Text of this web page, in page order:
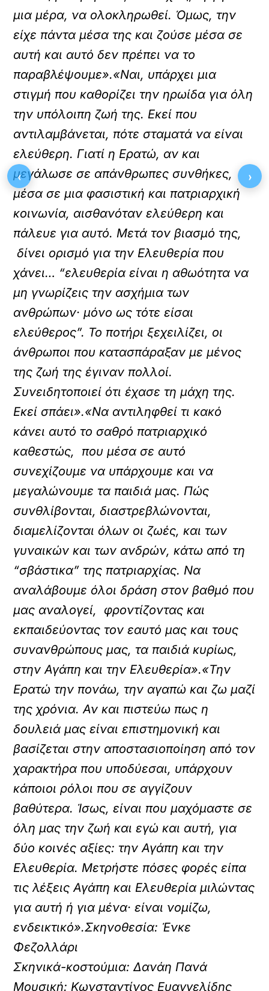
μια μέρα, να ολοκληρωθεί. Όμως, την
είχε πάντα μέσα της και ζούσε μέσα σε
αυτή και αυτό δεν πρέπει να το
παραβλέψουμε».«Ναι, υπάρχει μια
στιγμή που καθορίζει την ηρωίδα για όλη
την υπόλοιπη ζωή της. Εκεί που
αντιλαμβάνεται, πότε σταματά να είναι
ελεύθερη. Γιατί η Ερατώ, αν και
μεγάλωσε σε απάνθρωπες συνθήκες,
μέσα σε μια φασιστική και πατριαρχική
κοινωνία, αισθανόταν ελεύθερη και
πάλευε για αυτό. Μετά τον βιασμό της,
δίνει ορισμό για την Ελευθερία που
χάνει… “ελευθερία είναι η αθωότητα να
μη γνωρίζεις την ασχήμια των
ανθρώπων· μόνο ως τότε είσαι
ελεύθερος”. Το ποτήρι ξεχειλίζει, οι
άνθρωποι που κατασπάραξαν με μένος
της ζωή της έγιναν πολλοί.
Συνειδητοποιεί ότι έχασε τη μάχη της.
Εκεί σπάει».«Να αντιληφθεί τι κακό
κάνει αυτό το σαθρό πατριαρχικό
καθεστώς, που μέσα σε αυτό
συνεχίζουμε να υπάρχουμε και να
μεγαλώνουμε τα παιδιά μας. Πώς
συνθλίβονται, διαστρεβλώνονται,
διαμελίζονται όλων οι ζωές, και των
γυναικών και των ανδρών, κάτω από τη
“σβάστικα” της πατριαρχίας. Να
αναλάβουμε όλοι δράση στον βαθμό που
μας αναλογεί, φροντίζοντας και
εκπαιδεύοντας τον εαυτό μας και τους
συνανθρώπους μας, τα παιδιά κυρίως,
στην Αγάπη και την Ελευθερία».«Την
Ερατώ την πονάω, την αγαπώ και ζω μαζί
της χρόνια. Αν και πιστεύω πως η
δουλειά μας είναι επιστημονική και
βασίζεται στην αποστασιοποίηση από τον
χαρακτήρα που υποδύεσαι, υπάρχουν
κάποιοι ρόλοι που σε αγγίζουν
βαθύτερα. Ίσως, είναι που μαχόμαστε σε
όλη μας την ζωή και εγώ και αυτή, για
δύο κοινές αξίες: την Αγάπη και την
Ελευθερία. Μετρήστε πόσες φορές είπα
τις λέξεις Αγάπη και Ελευθερία μιλώντας
για αυτή ή για μένα· είναι νομίζω,
ενδεικτικό».Σκηνοθεσία: Ένκε
Φεζολλάρι
Σκηνικά-κοστούμια: Δανάη Πανά
Μουσική: Κωνσταντίνος Ευαγγελίδης
‹ ›